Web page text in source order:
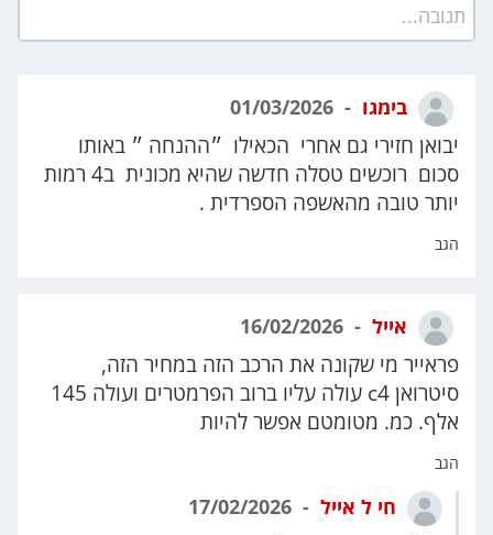
תגובה...
בימגו
יבואן חזירי גם אחרי הכאילו ״ההנחה ״ באותו
סכום רוכשים טסלה חדשה שהיא מכונית ב4 רמות
יותר טובה מהאשפה הספרדית .
הגב
אייל
פראייר מי שקונה את הרכב הזה במחיר הזה,
סיטרואן c4 עולה עליו ברוב הפרמטרים ועולה 145
אלף. כמ. מטומטם אפשר להיות
הגב
חי ל אייל